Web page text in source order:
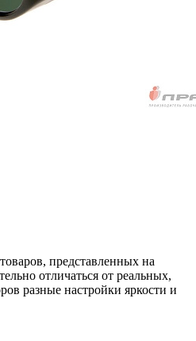
представленных на
отличаться от реальных,
разные настройки яркости и